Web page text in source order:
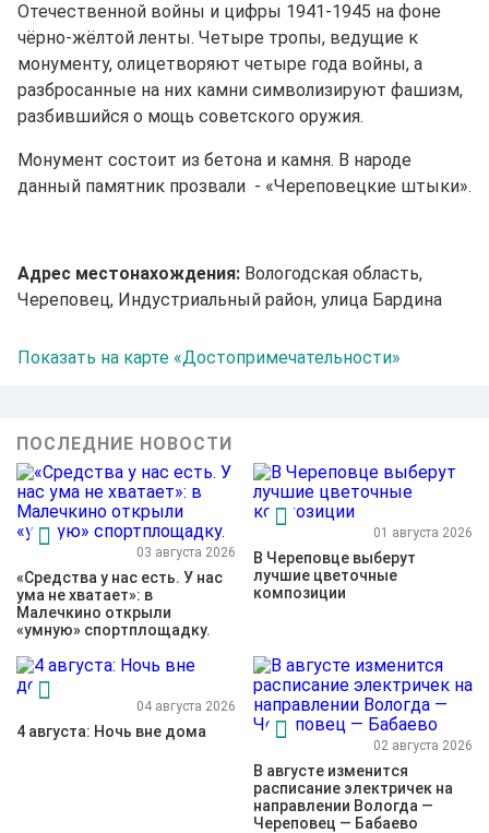
Отечественной войны и цифры 1941-1945 на фоне
чёрно-жёлтой ленты. Четыре тропы, ведущие к
монументу, олицетворяют четыре года войны, а
разбросанные на них камни символизируют фашизм,
разбившийся о мощь советского оружия.
Монумент состоит из бетона и камня. В народе
данный памятник прозвали - «Череповецкие штыки».
Адрес местонахождения: Вологодская область,
Череповец, Индустриальный район, улица Бардина
Показать на карте «Достопримечательности»
ПОСЛЕДНИЕ НОВОСТИ
03 августа 2026
«Средства у нас есть. У нас
ума не хватает»: в
Малечкино открыли
«умную» спортплощадку.
01 августа 2026
В Череповце выберут
лучшие цветочные
композиции
04 августа 2026
4 августа: Ночь вне дома
02 августа 2026
В августе изменится
расписание электричек на
направлении Вологда —
Череповец — Бабаево